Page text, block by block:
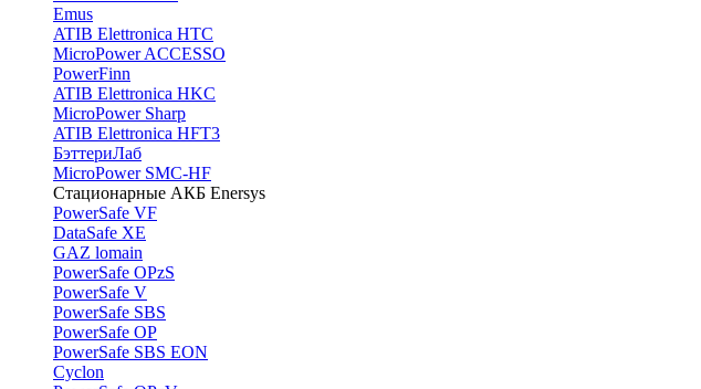
Emus
ATIB Elettronica HTC
MicroPower ACCESSO
PowerFinn
ATIB Elettronica HKC
MicroPower Sharp
ATIB Elettronica HFT3
БэттериЛаб
MicroPower SMC-HF
Стационарные АКБ Enersys
PowerSafe VF
DataSafe XE
GAZ lomain
PowerSafe OPzS
PowerSafe V
PоwerSafe SBS
PowerSafe OP
PоwerSafe SBS EON
Cyclon